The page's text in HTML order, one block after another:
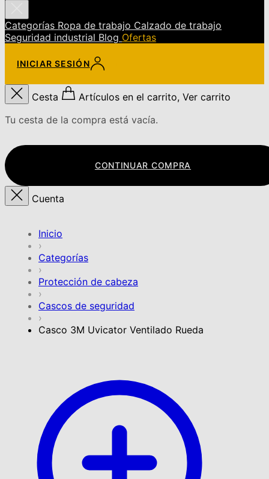
Categorías Ropa de trabajo Calzado de trabajo
Seguridad industrial Blog Ofertas
INICIAR SESIÓN
Cesta
Artículos en el carrito, Ver carrito
Tu cesta de la compra está vacía.
CONTINUAR COMPRA
Cuenta
Inicio
›
Categorías
›
Protección de cabeza
›
Cascos de seguridad
›
Casco 3M Uvicator Ventilado Rueda